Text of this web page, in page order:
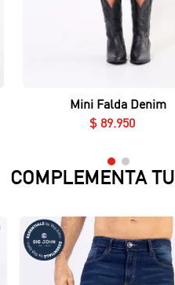
Vista rápida
Mini Falda Denim
$ 89.950
COMPLEMENTA